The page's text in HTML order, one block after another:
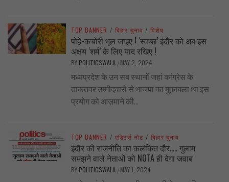
TOP BANNER / बिहार चुनाव / विशेष
पोहे-कचोरी भूल जाइए ! ‘स्वच्छ’ इंदौर को अब इस
अक्षय ‘शर्म’ के लिए याद रखिए !
BY POLITICSWALA / MAY 2, 2024
मध्यप्रदेश के उन सब स्थानों जहां कांग्रेस के
ताकतवर उम्मीदवारों से भाजपा का मुक़ाबला था इस
प्रयोग को आज़माने की...
TOP BANNER / एडिटर्स नोट / बिहार चुनाव
इंदौर की राजनीति का कलंकित दौर….. गुलाम
समझने वाले नेताओं को NOTA ही देगा जवाब
BY POLITICSWALA / MAY 1, 2024